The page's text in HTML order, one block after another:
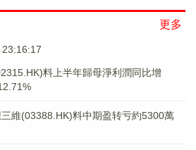
更多
料上半年歸母淨利潤同比增
三維(03388.HK)料中期盈转亏約5300萬